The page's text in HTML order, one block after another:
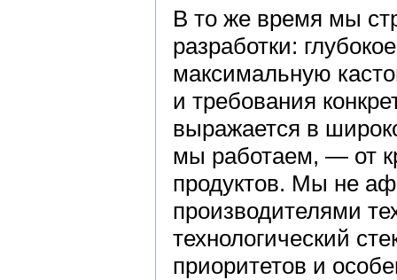
В то же время мы
разработки:
максимальную
и требования
выражается в
мы работаем, — от
продуктов. Мы не
производителями
технологический
приоритетов и